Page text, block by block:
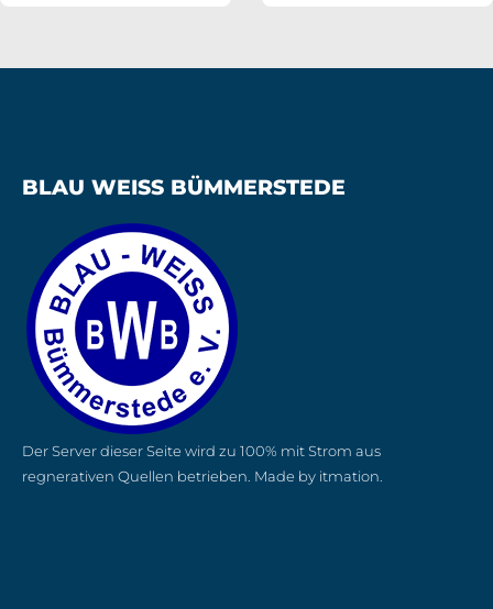
BLAU WEISS BÜMMERSTEDE
Der Server dieser Seite wird zu 100% mit Strom aus
regnerativen Quellen betrieben. Made by itmation.